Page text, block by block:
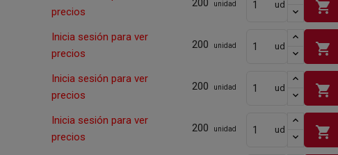
precios
200 unidad ud shopping_cart
Inicia sesión para ver
precios
200 unidad ud shopping_cart
Inicia sesión para ver
precios
200 unidad ud shopping_cart
Inicia sesión para ver
precios
200 unidad ud shopping_cart